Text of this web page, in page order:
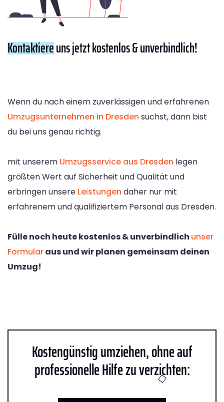
Kontaktiereuns jetzt kostenlos & unverbindlich!
Wenn du nach einem zuverlässigen und erfahrenen
Umzugsunternehmen in Dresden suchst, dann bist
du bei uns genau richtig.
mit unserem Umzugsservice aus Dresden legen
größten Wert auf Sicherheit und Qualität und
erbringen unsere Leistungen daher nur mit
erfahrenem und qualifiziertem Personal aus Dresden.
Fülle noch heute kostenlos & unverbindlich unser
Formularaus und wir planen gemeinsam deinen
Umzug!
Kostengünstig umziehen, ohne auf
professionelle Hilfe zu verzichten: